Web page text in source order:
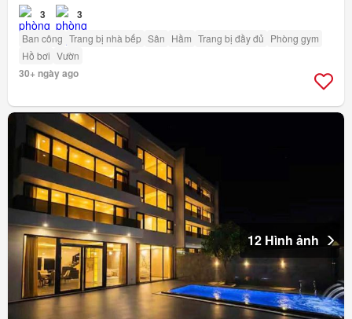
3 3
Ban công Trang bị nhà bếp Sân Hầm Trang bị đầy đủ Phòng gym
Hồ bơi Vườn
30+ ngày ago
12 Hình ảnh